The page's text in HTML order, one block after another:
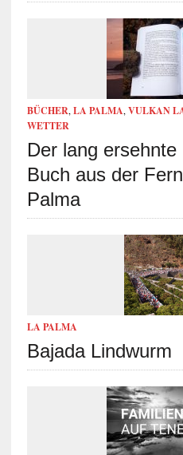
BÜCHER, LA PALMA, VULKAN
WETTER
Der lang
Buch aus der
Palma
LA PALMA
Bajada Lindwurm